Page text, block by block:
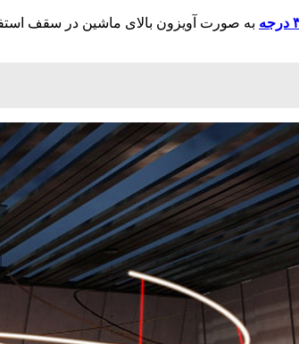
به صورت آویزون بالای ماشین در سقف